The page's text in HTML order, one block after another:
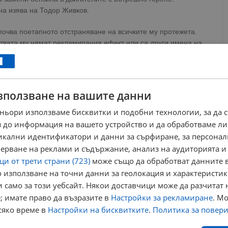
изява на Тодор Живков.
поетапното отстраняване на всичките му протежета.
му нямат рекламирания ефект или са други имена на
в неговата лаборатория и продаван във всички аптеки, е
на жирозитала – също.
я по телевизията, заместник-председателят на Великото
„Биоелектроника“. На Стефан Найденов предлагат
за родината си, ту – че предложенията не били
без да се разбере тайната на зелената течност.
е неизвестна, тя не е регистрирана в патентното
свидетелство. Дали става дума за гениално
„Младост“ и не жадува за слава. Даже не желае да си
глава, а заместник-председателят на парламента е
на вашите данни
използваме бисквитки и подобни технологии, за да
до информация на вашето устройство и да обработваме
идентификатори и данни за сърфиране, за
на реклами и съдържание, анализ на аудиторията
от трети страни (723) може също да обработват данните
на точни данни за геолокация и
за този уебсайт. Някои доставчици може да разчитат
имате право да възразите в Настройки за рекламиране.
време в Настройки на бисквитките. Политика за